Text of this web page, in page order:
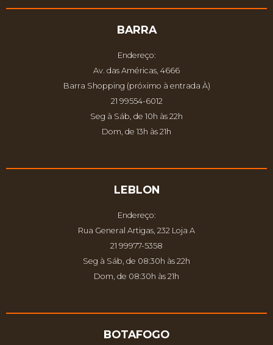
BARRA
Endereço:
Av. das Américas, 4666
Barra Shopping (próximo à entrada À)
21 99554-6012
Seg à Sáb, de 10h às 22h
Dom, de 13h às 21h
LEBLON
Endereço:
Rua General Artigas, 232 Loja A
21 99977-5358
Seg à Sáb, de 08:30h às 22h
Dom, de 08:30h às 21h
BOTAFOGO